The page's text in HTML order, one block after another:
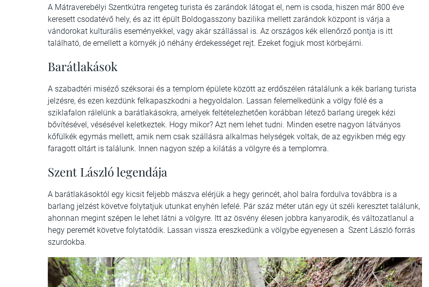
A Mátraverebélyi Szentkútra rengeteg turista és zarándok látogat el, nem is csoda, hiszen már 800 éve
keresett csodatévő hely, és az itt épült Boldogasszony bazilika mellett zarándok központ is várja a
vándorokat kulturális eseményekkel, vagy akár szállással is. Az országos kék ellenőrző pontja is itt
található, de emellett a környék jó néhány érdekességet rejt. Ezeket fogjuk most körbejárni.
Barátlakások
A szabadtéri miséző széksorai és a templom épülete között az erdőszélen rátalálunk a kék barlang turista
jelzésre, és ezen kezdünk felkapaszkodni a hegyoldalon. Lassan felemelkedünk a völgy fölé és a
sziklafalon rálelünk a barátlakásokra, amelyek feltételezhetően korábban létező barlang üregek kézi
bővítésével, vésésével keletkeztek. Hogy mikor? Azt nem lehet tudni. Minden esetre nagyon látványos
kőfülkék egymás mellett, amik nem csak szállásra alkalmas helységek voltak, de az egyikben még egy
faragott oltárt is találunk. Innen nagyon szép a kilátás a völgyre és a templomra.
Szent László legendája
A barátlakásoktól egy kicsit feljebb mászva elérjük a hegy gerincét, ahol balra fordulva továbbra is a
barlang jelzést követve folytatjuk utunkat enyhén lefelé. Pár száz méter után egy út széli keresztet találunk,
ahonnan megint szépen le lehet látni a völgyre. Itt az ösvény élesen jobbra kanyarodik, és változatlanul a
hegy peremét követve folytatódik. Lassan vissza ereszkedünk a völgybe egyenesen a Szent László forrás
szurdokba.